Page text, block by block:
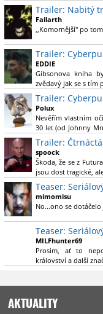
více se ovšem
Green Lanterna
nesrozumitelného?
Trailer: Nabitý
Failarth
,,Komornější" po
Nebál bych se říct,
tak i formou.
Výběr Ulricha
bravo.
Chandler je lepší a
Komiksy to mají
(DC nebo MCU to je
Držím tomu palce.
Trailer:
EDDIE
Gibsonova kniha
zvědavý jak se s tím
Trailer:
Polux
Nevěřím vlastním
30 let (od Johnny
Gibson a co je jeho
který pojem
nikoliv fanouška
nástupců", kteří
Altered Carbon,
konečně vzpomene
Teď už nezbývá nic
to
. Plus kudos
Trailer:
spoock
Škoda, že se z
jsou dost tragické,
Nedávno začala
že se na to dá opět
Teaser:
mimomisu
No...ono se
Teaser:
MILFhunter69
Prosim, ať to
království a další
AKTUALITY